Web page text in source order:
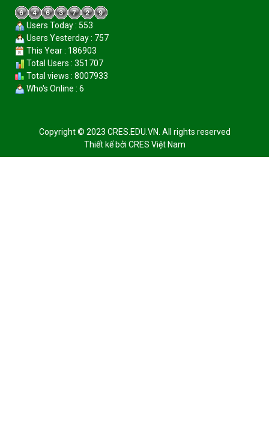
Users Today : 553
Users Yesterday : 757
This Year : 186903
Total Users : 351707
Total views : 8007933
Who's Online : 6
Copyright © 2023 CRES.EDU.VN. All rights reserved
Thiết kế bởi CRES Việt Nam